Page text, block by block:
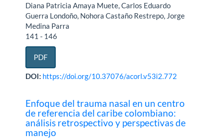
Diana Patricia Amaya Muete, Carlos Eduardo
Guerra Londoño, Nohora Castaño Restrepo, Jorge
Medina Parra
141 - 146
PDF
DOI: https://doi.org/10.37076/acorl.v53i2.772
Enfoque del trauma nasal en un centro
de referencia del caribe colombiano:
análisis retrospectivo y perspectivas de
manejo